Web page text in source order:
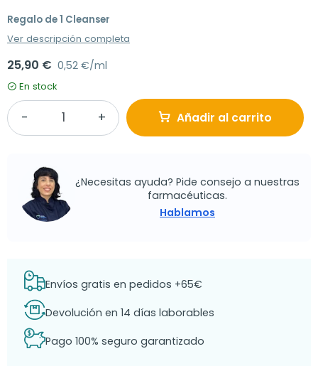
Regalo de 1 Cleanser
Ver descripción completa
25,90 € 0,52 €/ml
En stock
Añadir al carrito
¿Necesitas ayuda? Pide consejo a nuestras
farmacéuticas.
Hablamos
Envíos gratis en pedidos +65€
Devolución en 14 días laborables
Pago 100% seguro garantizado